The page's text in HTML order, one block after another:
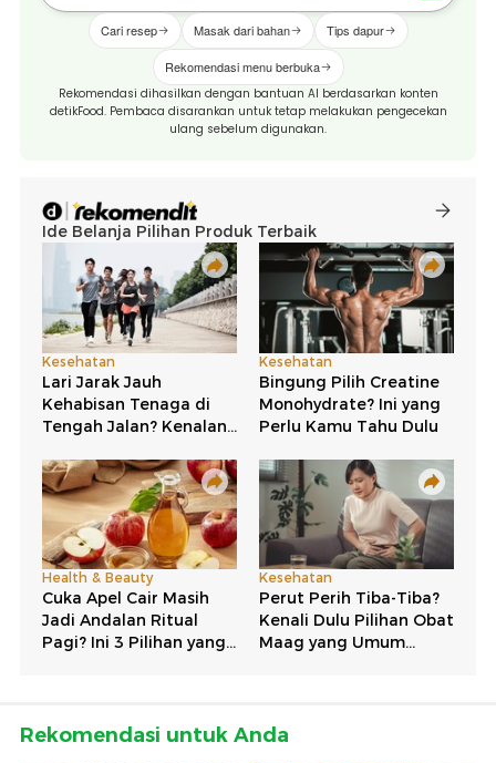
Cari resep Masak dari bahan Tips dapur
Rekomendasi menu berbuka
Rekomendasi dihasilkan dengan bantuan AI berdasarkan konten
detikFood. Pembaca disarankan untuk tetap melakukan pengecekan
ulang sebelum digunakan.
Rekomendasi untuk Anda